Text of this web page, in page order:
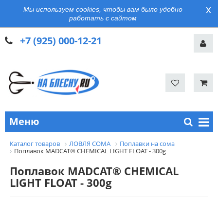
Мы используем cookies, чтобы вам было удобно
работать с сайтом
x
+7 (925) 000-12-21
Меню
Каталог товаров ЛОВЛЯ СОМА
Поплавки на сома
Поплавок MADCAT® CHEMICAL LIGHT FLOAT - 300g
Поплавок MADCAT® CHEMICAL
LIGHT FLOAT - 300g